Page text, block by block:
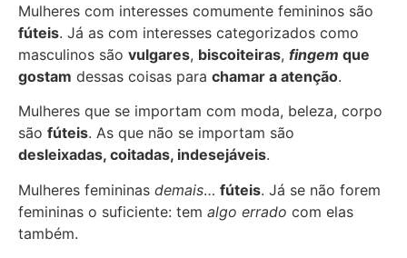
Mulheres com interesses comumente femininos são
fúteis. Já as com interesses categorizados como
masculinos são vulgares, biscoiteiras, fingem que
gostam dessas coisas para chamar a atenção.
Mulheres que se importam com moda, beleza, corpo
são fúteis. As que não se importam são
desleixadas, coitadas, indesejáveis.
Mulheres femininas demais… fúteis. Já se não forem
femininas o suficiente: tem algo errado com elas
também.